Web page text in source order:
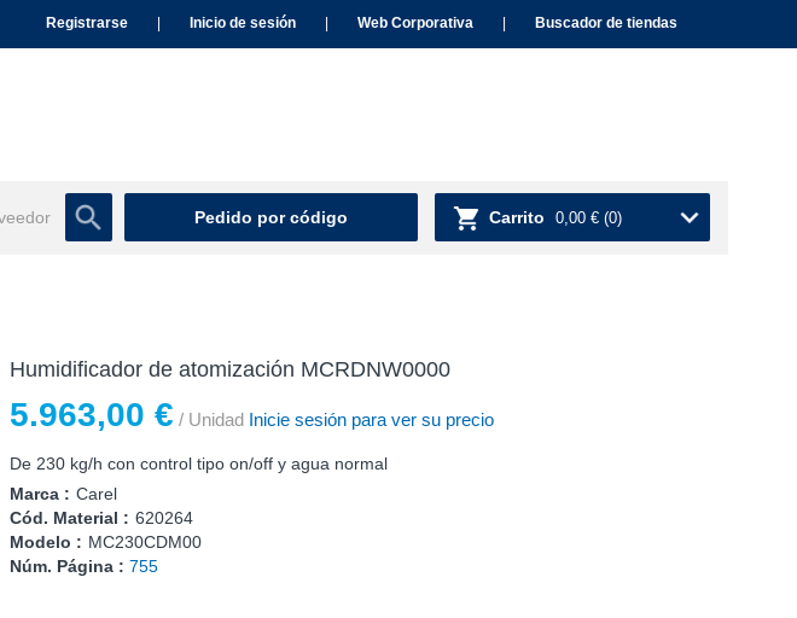
Registrarse Inicio de sesión Web Corporativa Buscador de tiendas
Pedido por código Carrito 0,00 € (0)
Humidificador de atomización MCRDNW0000
5.963,00 € / Unidad Inicie sesión para ver su precio
De 230 kg/h con control tipo on/off y agua normal
Marca : Carel
Cód. Material : 620264
Modelo : MC230CDM00
Núm. Página : 755